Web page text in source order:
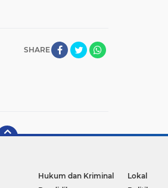
SHARE
Hukum dan Kriminal
Lokal